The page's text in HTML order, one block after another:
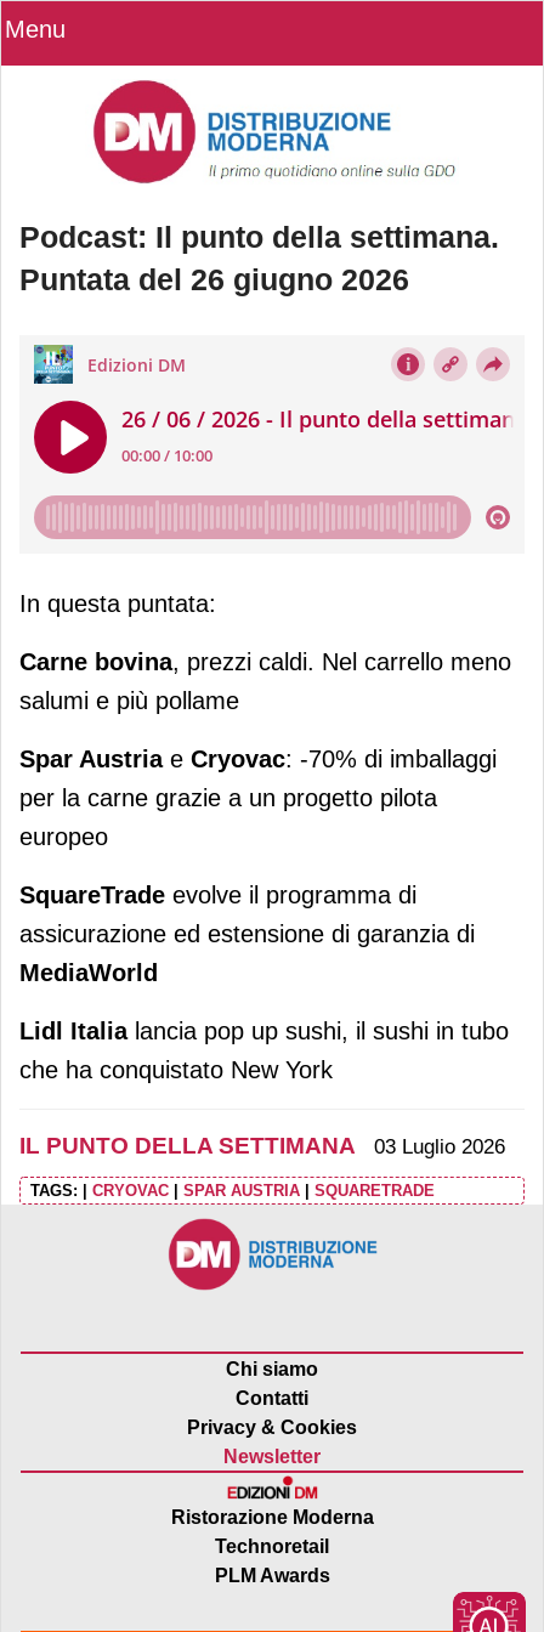
Menu
Podcast: Il punto della settimana.
Puntata del 26 giugno 2026
Podcast: Il punto della settimana.
Puntata del 26 giugno 2026
In questa puntata:
Carne bovina, prezzi caldi. Nel carrello meno
salumi e più pollame
Spar Austriae Cryovac: -70% di imballaggi
per la carne grazie a un progetto pilota
europeo
SquareTrade evolve il programma di
assicurazione ed estensione di garanzia di
MediaWorld
Lidl Italialancia pop up sushi, il sushi in tubo
che ha conquistato New York
IL PUNTO DELLA SETTIMANA 03 Luglio 2026
TAGS: CRYOVAC SPAR AUSTRIA SQUARETRADE
Chi siamo
Contatti
Privacy & Cookies
Newsletter
Ristorazione Moderna
Technoretail
PLM Awards